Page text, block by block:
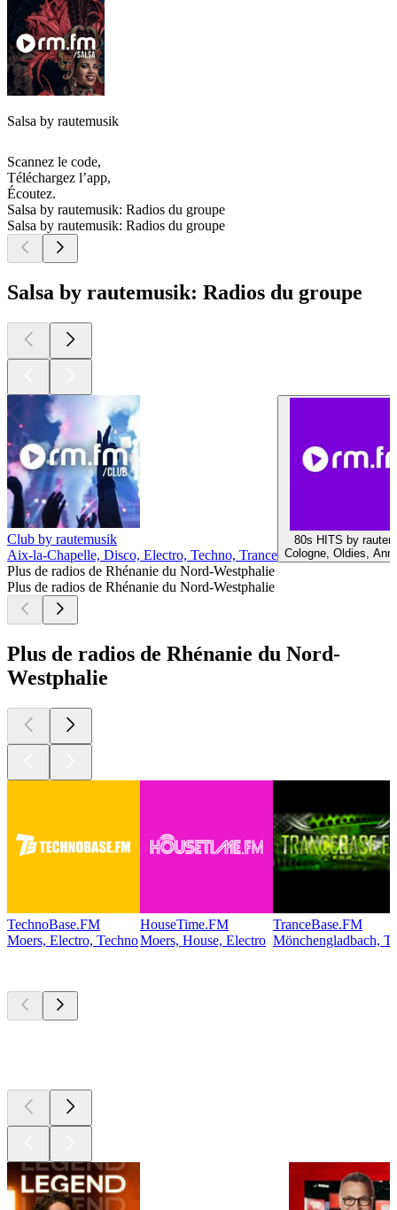
Salsa by rautemusik
Scannez le code,
Téléchargez l’app,
Écoutez.
Salsa by rautemusik: Radios du groupe
Salsa by rautemusik: Radios du groupe
Salsa by rautemusik: Radios du groupe
Club by rautemusik
Aix-la-Chapelle, Disco, Electro, Techno, Trance
80s HITS by
Cologne, Oldies,
Plus de radios de Rhénanie du Nord-Westphalie
Plus de radios de Rhénanie du Nord-Westphalie
Plus de radios de Rhénanie du Nord-
Westphalie
TechnoBase.FM
Moers, Electro, Techno
HouseTime.FM
Moers, House, Electro
TranceBase.FM
Mönchengladbach,